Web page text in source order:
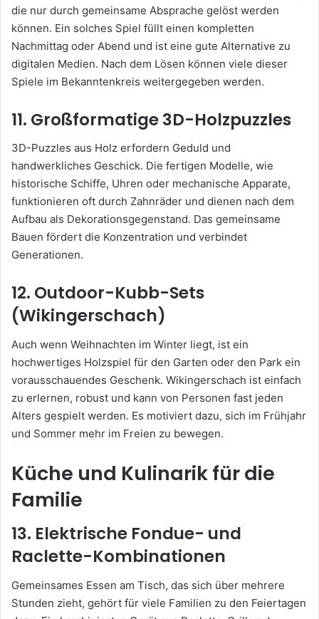
die nur durch gemeinsame Absprache gelöst werden
können. Ein solches Spiel füllt einen kompletten
Nachmittag oder Abend und ist eine gute Alternative zu
digitalen Medien. Nach dem Lösen können viele dieser
Spiele im Bekanntenkreis weitergegeben werden.
11. Großformatige 3D-Holzpuzzles
3D-Puzzles aus Holz erfordern Geduld und
handwerkliches Geschick. Die fertigen Modelle, wie
historische Schiffe, Uhren oder mechanische Apparate,
funktionieren oft durch Zahnräder und dienen nach dem
Aufbau als Dekorationsgegenstand. Das gemeinsame
Bauen fördert die Konzentration und verbindet
Generationen.
12. Outdoor-Kubb-Sets
(Wikingerschach)
Auch wenn Weihnachten im Winter liegt, ist ein
hochwertiges Holzspiel für den Garten oder den Park ein
vorausschauendes Geschenk. Wikingerschach ist einfach
zu erlernen, robust und kann von Personen fast jeden
Alters gespielt werden. Es motiviert dazu, sich im Frühjahr
und Sommer mehr im Freien zu bewegen.
Küche und Kulinarik für die
Familie
13. Elektrische Fondue- und
Raclette-Kombinationen
Gemeinsames Essen am Tisch, das sich über mehrere
Stunden zieht, gehört für viele Familien zu den Feiertagen